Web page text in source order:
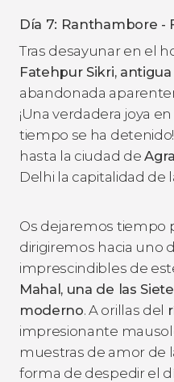
Día 7: Ranthambore -
Tras desayunar en el
Fatehpur Sikri,
abandonada
¡Una verdadera joya
tiempo se ha
hasta la ciudad de Agra
Delhi la capitalidad de
Os dejaremos tiempo
dirigiremos hacia uno
imprescindibles de
Mahal, una de las
moderno. A orillas del
impresionante
muestras de amor de
forma de despedir el